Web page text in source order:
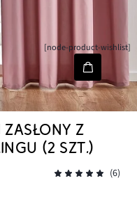
[node-product-wishlist]
ZASŁONY Z
(2 SZT.)
(6)